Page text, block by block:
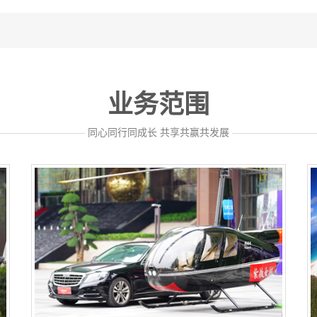
业务范围
同心同行同成长 共享共赢共发展